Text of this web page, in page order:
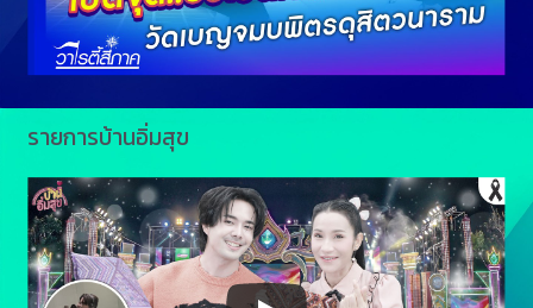
รายการบ้านอิ่มสุข